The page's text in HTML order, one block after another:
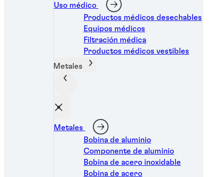
Uso médico
Productos médicos desechables
Equipos médicos
Filtración médica
Productos médicos vestibles
Metales
Metales
Bobina de aluminio
Componente de aluminio
Bobina de acero inoxidable
Bobina de acero